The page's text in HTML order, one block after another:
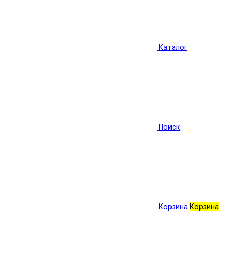
Каталог
Поиск
Корзина Корзина